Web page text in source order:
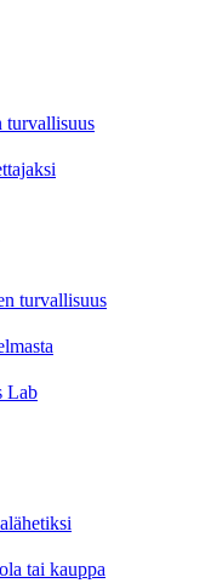
turvallisuus
turvallisuus
Lab
tai kauppa